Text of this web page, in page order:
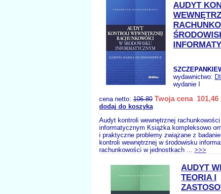
AUDYT
wydawnictwo:
wydanie I
cena netto: 106.80 Twoja cena 101,46
dodaj do koszyka
Audyt kontroli wewnętrznej
informatycznym Książka kompleksowo
i praktyczne problemy związane z
kontroli wewnętrznej w środowisku
rachunkowości w jednostkach ... >>>
AUDYT
TEORIA I